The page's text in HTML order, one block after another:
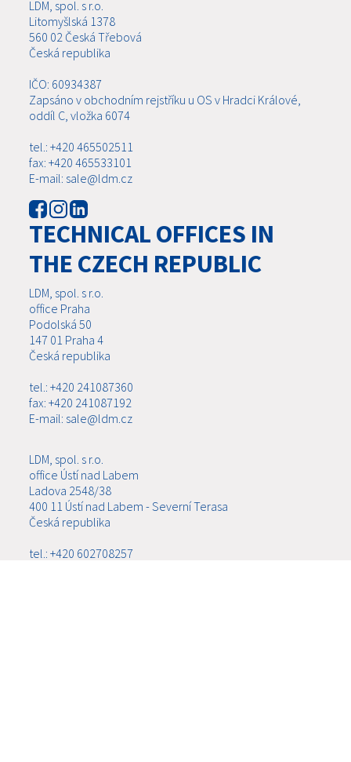
LDM, spol. s r.o.
Litomyšlská 1378
560 02 Česká Třebová
Česká republika
IČO: 60934387
Zapsáno v obchodním rejstříku u OS v Hradci Králové,
oddíl C, vložka 6074
tel.: +420 465502511
fax: +420 465533101
E-mail: sale@ldm.cz
TECHNICAL OFFICES IN
THE CZECH REPUBLIC
LDM, spol. s r.o.
office Praha
Podolská 50
147 01 Praha 4
Česká republika
tel.: +420 241087360
fax: +420 241087192
E-mail: sale@ldm.cz
LDM, spol. s r.o.
office Ústí nad Labem
Ladova 2548/38
400 11 Ústí nad Labem - Severní Terasa
Česká republika
tel.: +420 602708257